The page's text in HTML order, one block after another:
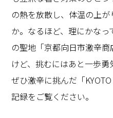
の熱を放散し、体温の上
か。なるほど、理にかな
の聖地「京都向日市激辛
けど、挑むにはあと一歩
ぜひ激辛に挑んだ「
記録をご覧ください。